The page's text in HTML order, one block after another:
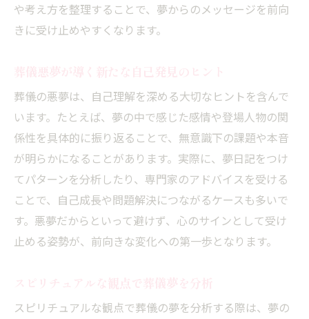
や考え方を整理することで、夢からのメッセージを前向
きに受け止めやすくなります。
葬儀の悪夢は、自己理解を深める大切なヒントを含んで
います。たとえば、夢の中で感じた感情や登場人物の関
係性を具体的に振り返ることで、無意識下の課題や本音
が明らかになることがあります。実際に、夢日記をつけ
てパターンを分析したり、専門家のアドバイスを受ける
ことで、自己成長や問題解決につながるケースも多いで
す。悪夢だからといって避けず、心のサインとして受け
止める姿勢が、前向きな変化への第一歩となります。
スピリチュアルな観点で葬儀の夢を分析する際は、夢の